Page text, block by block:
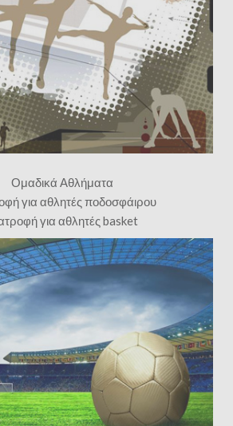
Ομαδικά Αθλήματα
για αθλητές ποδοσφάιρου
για αθλητές basket